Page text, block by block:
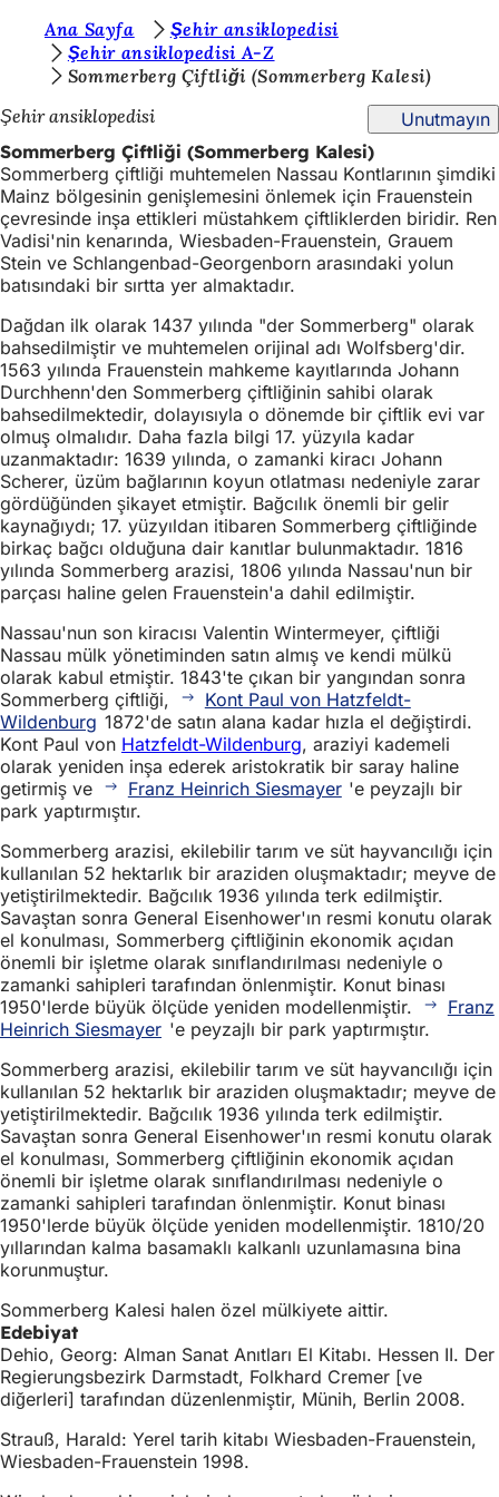
İçeriğe atla
r
a
d
a
s
ı
n
ı
z
:
Ana Sayfa
Şehir ansiklopedisi
Şehir ansiklopedisi A-Z
Sommerberg Çiftliği (Sommerberg Kalesi)
Şehir ansiklopedisi
Unutmayın
Sommerberg Çiftliği (Sommerberg Kalesi)
Sommerberg çiftliği muhtemelen Nassau Kontlarının şimdiki
Mainz bölgesinin genişlemesini önlemek için Frauenstein
çevresinde inşa ettikleri müstahkem çiftliklerden biridir. Ren
Vadisi'nin kenarında, Wiesbaden-Frauenstein, Grauem
Stein ve Schlangenbad-Georgenborn arasındaki yolun
batısındaki bir sırtta yer almaktadır.
Dağdan ilk olarak 1437 yılında "der Sommerberg" olarak
bahsedilmiştir ve muhtemelen orijinal adı Wolfsberg'dir.
1563 yılında Frauenstein mahkeme kayıtlarında Johann
Durchhenn'den Sommerberg çiftliğinin sahibi olarak
bahsedilmektedir, dolayısıyla o dönemde bir çiftlik evi var
olmuş olmalıdır. Daha fazla bilgi 17. yüzyıla kadar
uzanmaktadır: 1639 yılında, o zamanki kiracı Johann
Scherer, üzüm bağlarının koyun otlatması nedeniyle zarar
gördüğünden şikayet etmiştir. Bağcılık önemli bir gelir
kaynağıydı; 17. yüzyıldan itibaren Sommerberg çiftliğinde
birkaç bağcı olduğuna dair kanıtlar bulunmaktadır. 1816
yılında Sommerberg arazisi, 1806 yılında Nassau'nun bir
parçası haline gelen Frauenstein'a dahil edilmiştir.
Nassau'nun son kiracısı Valentin Wintermeyer, çiftliği
Nassau mülk yönetiminden satın almış ve kendi mülkü
olarak kabul etmiştir. 1843'te çıkan bir yangından sonra
Sommerberg çiftliği,
Kont Paul von Hatzfeldt-
Wildenburg 1872'de satın alana kadar hızla el değiştirdi.
Kont Paul von Hatzfeldt-Wildenburg, araziyi kademeli
olarak yeniden inşa ederek aristokratik bir saray haline
getirmiş ve
Franz Heinrich Siesmayer 'e peyzajlı bir
park yaptırmıştır.
Sommerberg arazisi, ekilebilir tarım ve süt hayvancılığı için
kullanılan 52 hektarlık bir araziden oluşmaktadır; meyve de
yetiştirilmektedir. Bağcılık 1936 yılında terk edilmiştir.
Savaştan sonra General Eisenhower'ın resmi konutu olarak
el konulması, Sommerberg çiftliğinin ekonomik açıdan
önemli bir işletme olarak sınıflandırılması nedeniyle o
zamanki sahipleri tarafından önlenmiştir. Konut binası
1950'lerde büyük ölçüde yeniden modellenmiştir.
Franz
Heinrich Siesmayer 'e peyzajlı bir park yaptırmıştır.
Sommerberg arazisi, ekilebilir tarım ve süt hayvancılığı için
kullanılan 52 hektarlık bir araziden oluşmaktadır; meyve de
yetiştirilmektedir. Bağcılık 1936 yılında terk edilmiştir.
Savaştan sonra General Eisenhower'ın resmi konutu olarak
el konulması, Sommerberg çiftliğinin ekonomik açıdan
önemli bir işletme olarak sınıflandırılması nedeniyle o
zamanki sahipleri tarafından önlenmiştir. Konut binası
1950'lerde büyük ölçüde yeniden modellenmiştir. 1810/20
yıllarından kalma basamaklı kalkanlı uzunlamasına bina
korunmuştur.
Sommerberg Kalesi halen özel mülkiyete aittir.
Edebiyat
Dehio, Georg: Alman Sanat Anıtları El Kitabı. Hessen II. Der
Regierungsbezirk Darmstadt, Folkhard Cremer [ve
diğerleri] tarafından düzenlenmiştir, Münih, Berlin 2008.
Strauß, Harald: Yerel tarih kitabı Wiesbaden-Frauenstein,
Wiesbaden-Frauenstein 1998.